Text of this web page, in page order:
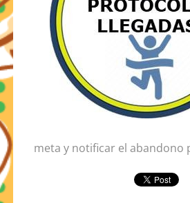
meta y notificar el abandono